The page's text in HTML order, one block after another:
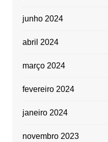
junho 2024
abril 2024
março 2024
fevereiro 2024
janeiro 2024
novembro 2023